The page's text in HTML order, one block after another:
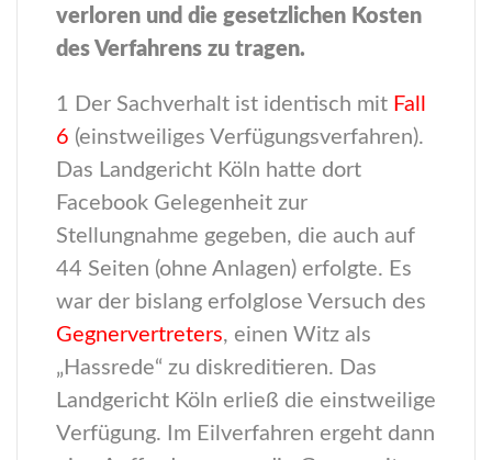
verloren und die gesetzlichen Kosten
des Verfahrens zu tragen.
1 Der Sachverhalt ist identisch mit Fall
6 (einstweiliges Verfügungsverfahren).
Das Landgericht Köln hatte dort
Facebook Gelegenheit zur
Stellungnahme gegeben, die auch auf
44 Seiten (ohne Anlagen) erfolgte. Es
war der bislang erfolglose Versuch des
Gegnervertreters, einen Witz als
„Hassrede“ zu diskreditieren. Das
Landgericht Köln erließ die einstweilige
Verfügung. Im Eilverfahren ergeht dann